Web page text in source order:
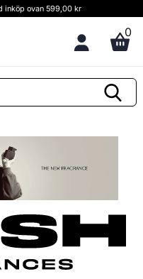
inköp ovan 599,00 kr
0